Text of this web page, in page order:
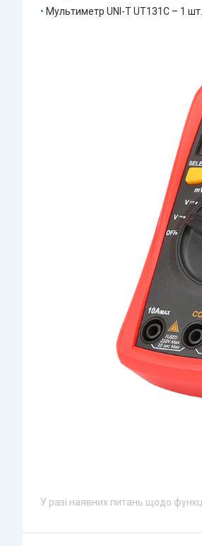
• Мультиметр UNI-T UT131C – 1 шт.
У разі наявних питань щодо